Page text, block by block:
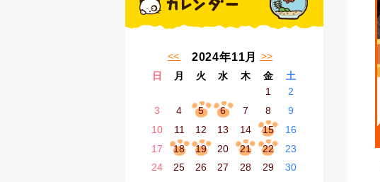
2024年11月
日 月 火 水 木 金 土
« 10月 1月 »
1
2
3
4 5 6 7 8
9
10
11 12 13 14 15
16
17
18 19 20 21 22
23
24
25 26 27 28 29 30